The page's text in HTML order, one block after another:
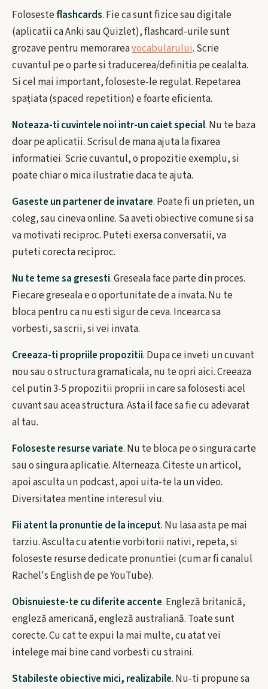
Folosesteflashcards. Fie ca sunt fizice sau digitale
(aplicatii ca Anki sau Quizlet), flashcard-urile sunt
grozave pentru memorareavocabularului. Scrie
cuvantul pe o parte si traducerea/definitia pe cealalta.
Si cel mai important, foloseste-le regulat. Repetarea
spațiata (spaced repetition) e foarte eficienta.
Noteaza-ti cuvintele noi intr-un caiet special. Nu te baza
doar pe aplicatii. Scrisul de mana ajuta la fixarea
informatiei. Scrie cuvantul, o propozitie exemplu, si
poate chiar o mica ilustratie daca te ajuta.
Gaseste un partener de invatare. Poate fi un prieten, un
coleg, sau cineva online. Sa aveti obiective comune si sa
va motivati reciproc. Puteti exersa conversatii, va
puteti corecta reciproc.
Nu te teme sa gresesti. Greseala face parte din proces.
Fiecare greseala e o oportunitate de a invata. Nu te
bloca pentru ca nu esti sigur de ceva. Incearca sa
vorbesti, sa scrii, si vei invata.
Creeaza-ti propriile propozitii. Dupa ce inveti un cuvant
nou sau o structura gramaticala, nu te opri aici. Creeaza
cel putin 3-5 propozitii proprii in care sa folosesti acel
cuvant sau acea structura. Asta il face sa fie cu adevarat
al tau.
Foloseste resurse variate. Nu te bloca pe o singura carte
sau o singura aplicatie. Alterneaza. Citeste un articol,
apoi asculta un podcast, apoi uita-te la un video.
Diversitatea mentine interesul viu.
Fii atent la pronuntie de la inceput. Nu lasa asta pe mai
tarziu. Asculta cu atentie vorbitorii nativi, repeta, si
foloseste resurse dedicate pronuntiei (cum ar fi canalul
Rachel's English de pe YouTube).
Obisnuieste-te cu diferite accente. Engleză britanică,
engleză americană, engleză australiană. Toate sunt
corecte. Cu cat te expui la mai multe, cu atat vei
intelege mai bine cand vorbesti cu straini.
Stabileste obiective mici, realizabile. Nu-ti propune sa